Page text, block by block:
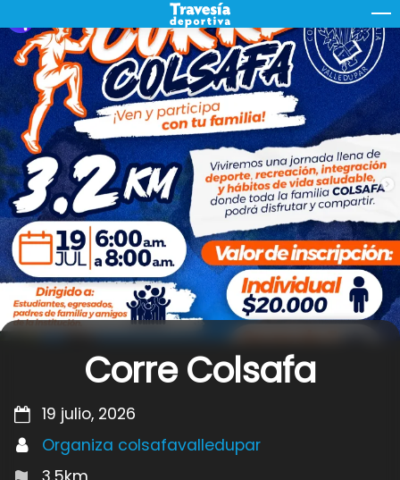
to
content
Corre Colsafa
19 julio, 2026
Organiza colsafavalledupar